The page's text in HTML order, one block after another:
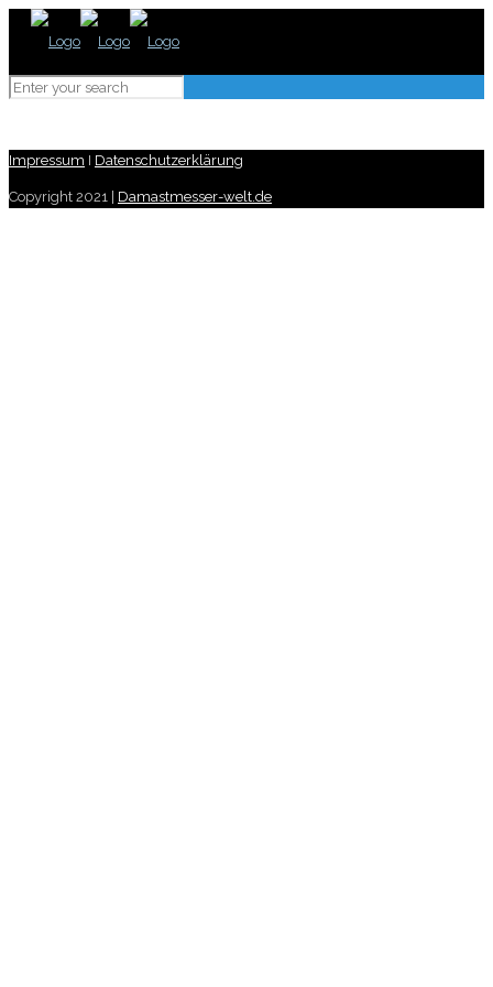
Impressum I Datenschutzerklärung
Copyright 2021 | Damastmesser-welt.de